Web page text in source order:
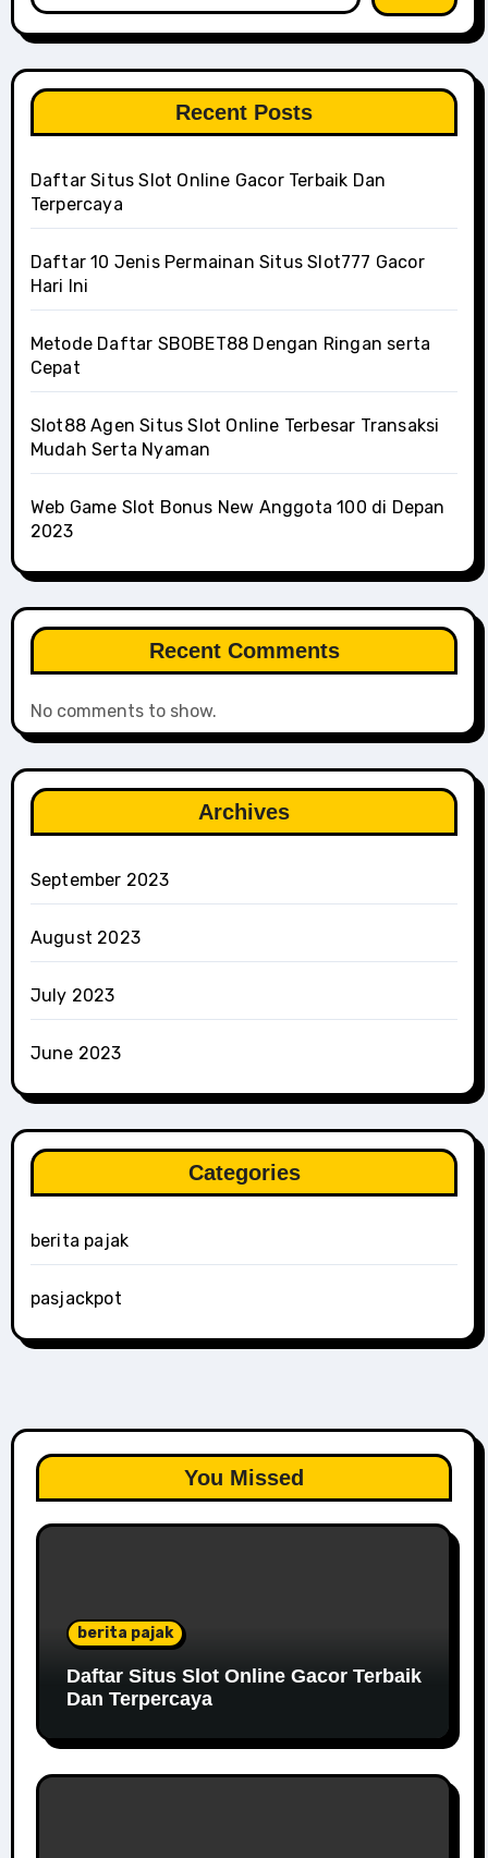
Recent Posts
Daftar Situs Slot Online Gacor Terbaik Dan
Terpercaya
Daftar 10 Jenis Permainan Situs Slot777 Gacor
Hari Ini
Metode Daftar SBOBET88 Dengan Ringan serta
Cepat
Slot88 Agen Situs Slot Online Terbesar Transaksi
Mudah Serta Nyaman
Web Game Slot Bonus New Anggota 100 di Depan
2023
Recent Comments
No comments to show.
Archives
September 2023
August 2023
July 2023
June 2023
Categories
berita pajak
pasjackpot
You Missed
berita pajak
Daftar Situs Slot Online Gacor Terbaik
Dan Terpercaya